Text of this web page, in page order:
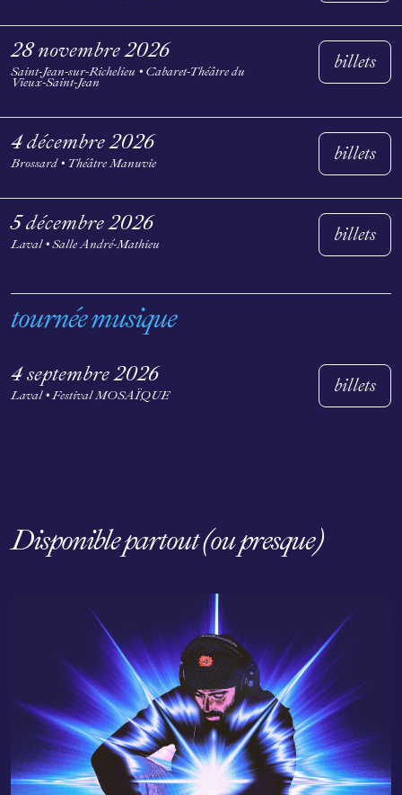
28 novembre 2026
Saint-Jean-sur-Richelieu • Cabaret-Théâtre du
Vieux-Saint-Jean
billets
4 décembre 2026
Brossard • Théâtre Manuvie billets
5 décembre 2026
Laval • Salle André-Mathieu billets
tournée musique
4 septembre 2026
Laval • Festival MOSAÏQUE billets
Disponible partout (ou presque)